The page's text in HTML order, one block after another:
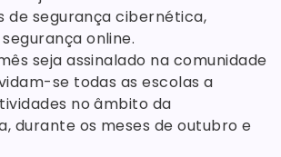
de segurança cibernética,
online.
seja assinalado na comunidade
se todas as escolas a
no âmbito da
durante os meses de outubro e